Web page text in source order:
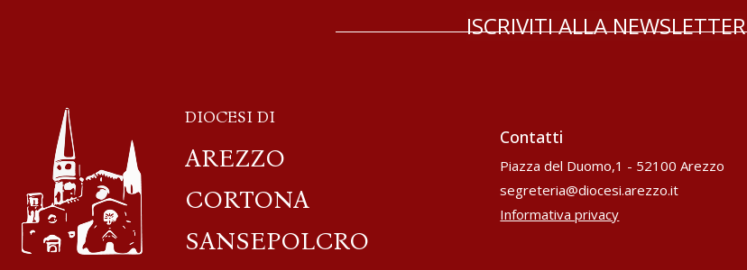
ISCRIVITI ALLA NEWSLETTER
DIOCESI DI
AREZZO
CORTONA
SANSEPOLCRO
Contatti
Piazza del Duomo,1 - 52100 Arezzo
segreteria@diocesi.arezzo.it
Informativa privacy